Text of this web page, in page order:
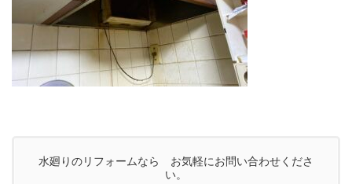
水廻りのリフォームなら お気軽にお問い合わせくださ
い。